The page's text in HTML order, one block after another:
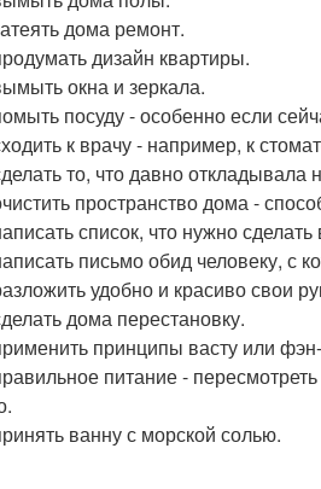
дома ремонт.
дизайн квартиры.
окна и зеркала.
посуду - особенно если
к врачу - например, к
то, что давно откладывала
пространство дома -
список, что нужно
письмо обид человеку, с
удобно и красиво свои
дома перестановку.
принципы васту или
питание -
ванну с морской солью.